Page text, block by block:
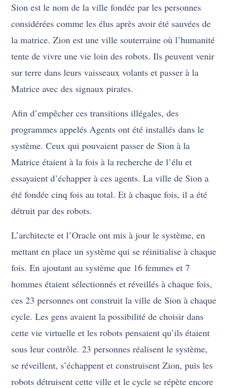
Sion est le nom de la ville fondée par les personnes
considérées comme les élus après avoir été sauvées de
la matrice. Zion est une ville souterraine où l’humanité
tente de vivre une vie loin des robots. Ils peuvent venir
sur terre dans leurs vaisseaux volants et passer à la
Matrice avec des signaux pirates.
Afin d’empêcher ces transitions illégales, des
programmes appelés Agents ont été installés dans le
système. Ceux qui pouvaient passer de Sion à la
Matrice étaient à la fois à la recherche de l’élu et
essayaient d’échapper à ces agents. La ville de Sion a
été fondée cinq fois au total. Et à chaque fois, il a été
détruit par des robots.
L’architecte et l’Oracle ont mis à jour le système, en
mettant en place un système qui se réinitialise à chaque
fois. En ajoutant au système que 16 femmes et 7
hommes étaient sélectionnés et réveillés à chaque fois,
ces 23 personnes ont construit la ville de Sion à chaque
cycle. Les gens avaient la possibilité de choisir dans
cette vie virtuelle et les robots pensaient qu’ils étaient
sous leur contrôle. 23 personnes réalisent le système,
se réveillent, s’échappent et construisent Zion, puis les
robots détruisent cette ville et le cycle se répète encore